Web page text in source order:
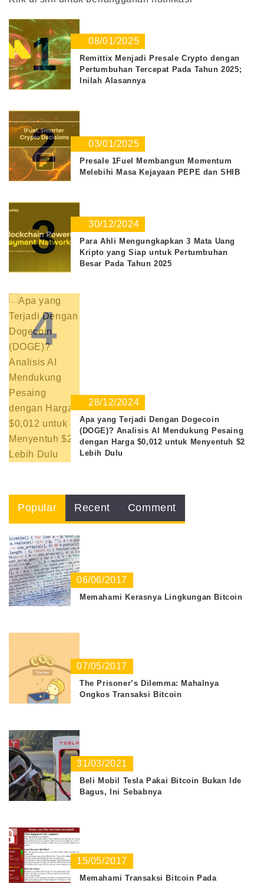
1 08/01/2025
Remittix Menjadi Presale Crypto dengan
Pertumbuhan Tercepat Pada Tahun 2025;
Inilah Alasannya
2 03/01/2025
Presale 1Fuel Membangun Momentum
Melebihi Masa Kejayaan PEPE dan SHIB
3 30/12/2024
Para Ahli Mengungkapkan 3 Mata Uang
Kripto yang Siap untuk Pertumbuhan
Besar Pada Tahun 2025
4
28/12/2024
Apa yang Terjadi Dengan Dogecoin
(DOGE)? Analisis AI Mendukung Pesaing
dengan Harga $0,012 untuk Menyentuh $2
Lebih Dulu
Popular Recent Comment
06/06/2017
Memahami Kerasnya Lingkungan Bitcoin
07/05/2017
The Prisoner’s Dilemma: Mahalnya
Ongkos Transaksi Bitcoin
31/03/2021
Beli Mobil Tesla Pakai Bitcoin Bukan Ide
Bagus, Ini Sebabnya
15/05/2017
Memahami Transaksi Bitcoin Pada